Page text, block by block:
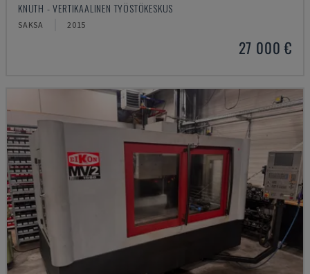
KNUTH - VERTIKAALINEN TYÖSTÖKESKUS
SAKSA 2015
27 000 €